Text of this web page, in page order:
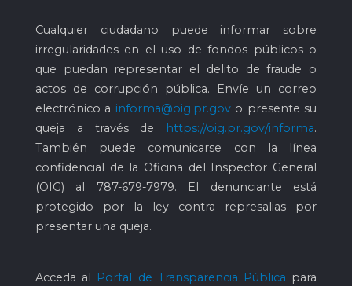
Cualquier ciudadano puede informar sobre
irregularidades en el uso de fondos públicos o
que puedan representar el delito de fraude o
actos de corrupción pública. Envíe un correo
electrónico a informa@oig.pr.govo presente su
queja a través de
https://oig.pr.gov/informa.
También puede comunicarse con la línea
confidencial de la Oficina del Inspector General
(OIG) al 787-679-7979. El denunciante está
protegido por la ley contra represalias por
presentar una queja.
Acceda al Portal de Transparencia Pública para